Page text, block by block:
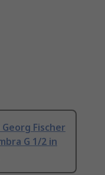
Fischer
G 1/2 in